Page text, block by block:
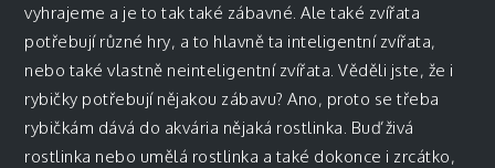
vyhrajeme a je to tak také zábavné. Ale také zvířata
potřebují různé hry, a to hlavně ta inteligentní zvířata,
nebo také vlastně neinteligentní zvířata. Věděli jste, že i
rybičky potřebují nějakou zábavu? Ano, proto se třeba
rybičkám dává do akvária nějaká rostlinka. Buď živá
rostlinka nebo umělá rostlinka a také dokonce i zrcátko,